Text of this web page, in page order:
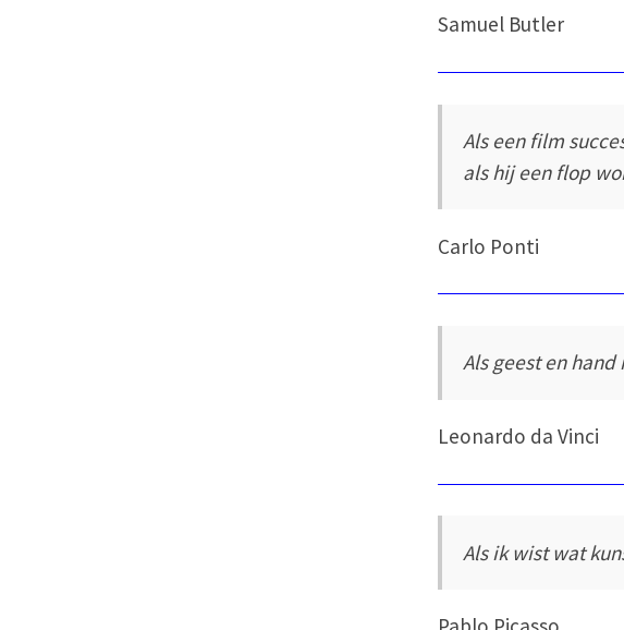
Samuel Butler
Als een film
als hij een flop
Carlo Ponti
Als geest en
Leonardo da Vinci
Als ik wist wat